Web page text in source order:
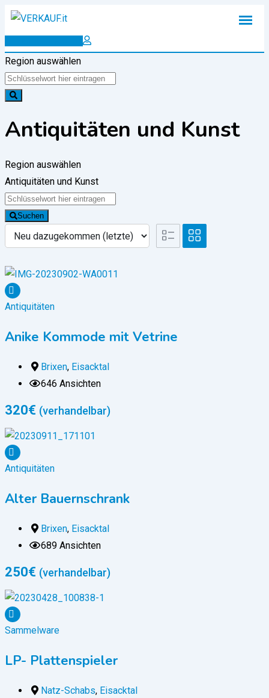
Zum
springen
Inserat erstellen
Region auswählen
Antiquitäten und Kunst
Region auswählen
Antiquitäten und Kunst
Suchen
Antiquitäten
Anike Kommode mit Vetrine
Brixen, Eisacktal
646 Ansichten
320€ (verhandelbar)
Antiquitäten
Alter Bauernschrank
Brixen, Eisacktal
689 Ansichten
250€ (verhandelbar)
Sammelware
LP- Plattenspieler
Natz-Schabs, Eisacktal